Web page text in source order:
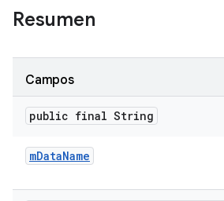
Resumen
Campos
public final String
mDataName